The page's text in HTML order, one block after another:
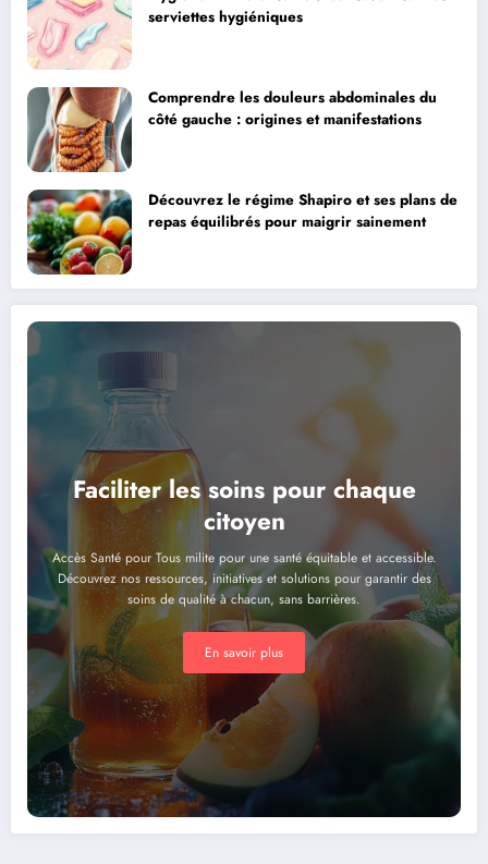
serviettes hygiéniques
Comprendre les douleurs abdominales du
côté gauche : origines et manifestations
Découvrez le régime Shapiro et ses plans de
repas équilibrés pour maigrir sainement
Faciliter les soins pour chaque
citoyen
Accès Santé pour Tous milite pour une santé équitable et accessible.
Découvrez nos ressources, initiatives et solutions pour garantir des
soins de qualité à chacun, sans barrières.
En savoir plus